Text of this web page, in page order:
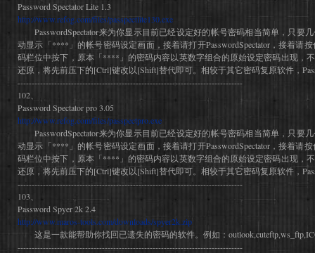
Password Spectator Lite 1.3
http://www.refog.com/files/passpectlite130.exe
PasswordSpectator来为你显示目前已经设定好的帐号密码相当简单，只要
动显示「****」的帐号密码设定画面，接着请打开PasswordSpectator，接着请
码栏位中按下，原本「****」的密码内容以英数字组合的原始设定密码出现，
还原，将先前压下的[Ctrl]键改以[Shift]替代即可。相较于其它密码复原软件，
--------------------------------------------------------------------------------
102、
Password Spectator pro 3.05
http://www.refog.com/files/passpectpro.exe
PasswordSpectator来为你显示目前已经设定好的帐号密码相当简单，只要
动显示「****」的帐号密码设定画面，接着请打开PasswordSpectator，接着请
码栏位中按下，原本「****」的密码内容以英数字组合的原始设定密码出现，
还原，将先前压下的[Ctrl]键改以[Shift]替代即可。相较于其它密码复原软件，
--------------------------------------------------------------------------------
103、
Password Spyer 2k 2.4
http://www.maros-tools.com/downloads/spyer2k.zip
这是一款能帮助你找回已遗失的密码的软件。例如：
--------------------------------------------------------------------------------